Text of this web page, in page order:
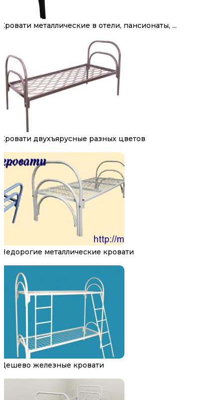
Кровати металлические в отели, пансионаты, ...
Кровати двухъярусные разных цветов
Недорогие металлические кровати
Дешево железные кровати